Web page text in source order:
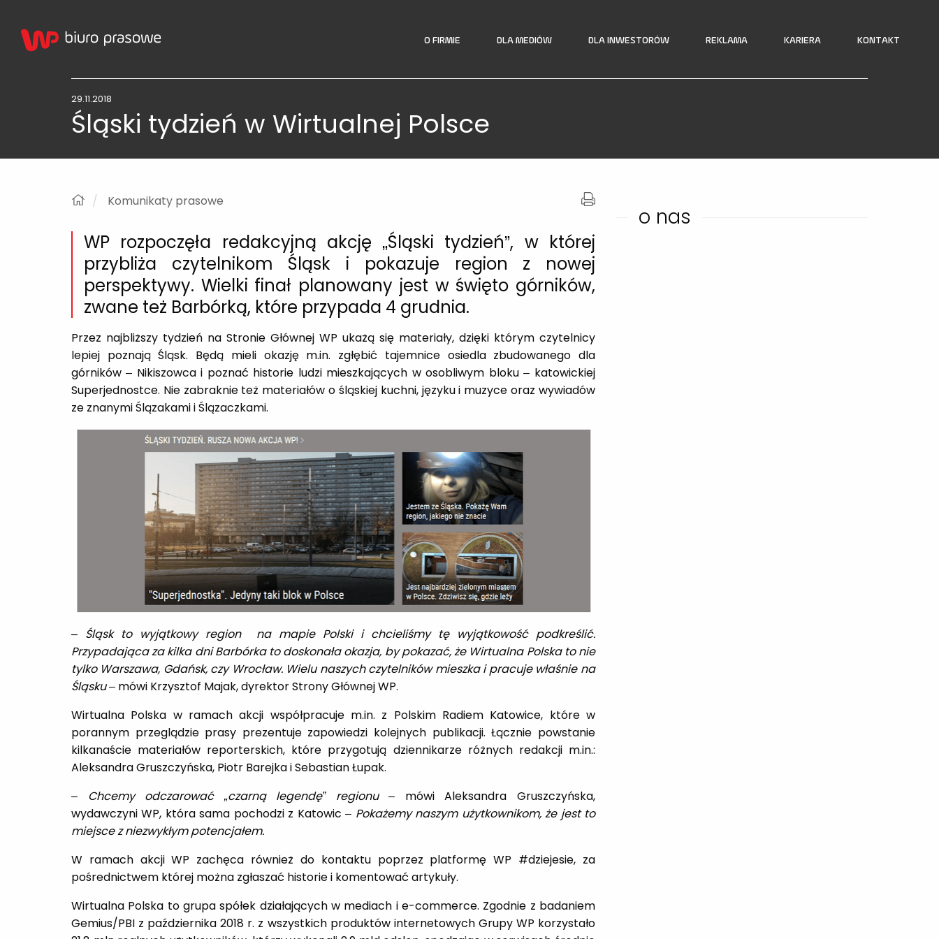
O FIRMIE DLA MEDIÓW DLA INWESTORÓW REKLAMA KARIERA KONTAKT
29.11.2018
Śląski tydzień w Wirtualnej Polsce
Komunikaty prasowe
WP rozpoczęła redakcyjną akcję „Śląski tydzień”, w której
przybliża czytelnikom Śląsk i pokazuje region z nowej
perspektywy. Wielki finał planowany jest w święto górników,
zwane też Barbórką, które przypada 4 grudnia.
Przez najbliższy tydzień na Stronie Głównej WP ukażą się materiały, dzięki którym czytelnicy
lepiej poznają Śląsk. Będą mieli okazję m.in. zgłębić tajemnice osiedla zbudowanego dla
górników – Nikiszowca i poznać historie ludzi mieszkających w osobliwym bloku – katowickiej
Superjednostce. Nie zabraknie też materiałów o śląskiej kuchni, języku i muzyce oraz wywiadów
ze znanymi Ślązakami i Ślązaczkami.
– Śląsk to wyjątkowy region na mapie Polski i chcieliśmy tę wyjątkowość podkreślić.
Przypadająca za kilka dni Barbórka to doskonała okazja, by pokazać, że Wirtualna Polska to nie
tylko Warszawa, Gdańsk, czy Wrocław. Wielu naszych czytelników mieszka i pracuje właśnie na
Śląsku– mówi Krzysztof Majak, dyrektor Strony Głównej WP.
Wirtualna Polska w ramach akcji współpracuje m.in. z Polskim Radiem Katowice, które w
porannym przeglądzie prasy prezentuje zapowiedzi kolejnych publikacji. Łącznie powstanie
kilkanaście materiałów reporterskich, które przygotują dziennikarze różnych redakcji m.in.:
Aleksandra Gruszczyńska, Piotr Barejka i Sebastian Łupak.
–
Chcemy odczarować „czarną legendę” regionu– mówi Aleksandra Gruszczyńska,
wydawczyni WP, która sama pochodzi z Katowic – Pokażemy naszym użytkownikom, że jest to
miejsce z niezwykłym potencjałem.
W ramach akcji WP zachęca również do kontaktu poprzez platformę WP #dziejesie, za
pośrednictwem której można zgłaszać historie i komentować artykuły.
Wirtualna Polska to grupa spółek działających w mediach i e-commerce. Zgodnie z badaniem
Gemius/PBI z października 2018 r. z wszystkich produktów internetowych Grupy WP korzystało
o nas